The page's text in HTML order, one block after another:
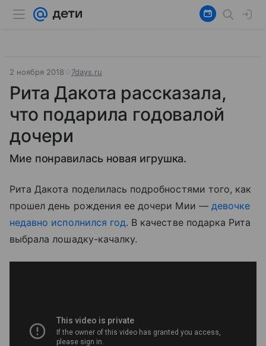
2 ноября 2018 7days.ru
Рита Дакота рассказала,
что подарила годовалой
дочери
Мие понравилась новая игрушка.
Рита Дакота поделилась подробностями того, как
прошел день рождения ее дочери Мии — девочке
недавно исполнился год. В качестве подарка Рита
выбрала лошадку-качалку.